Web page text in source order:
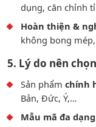
dụng, căn chỉnh
Hoàn thiện &
không bong
5. Lý do nên
Sản phẩm chính
Bản, Đức, Ý,…
Mẫu mã đa dạng